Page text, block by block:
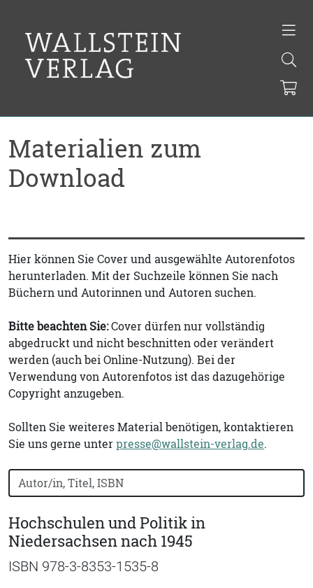
Materialien zum
Download
Hier können Sie Cover und ausgewählte Autorenfotos
herunterladen. Mit der Suchzeile können Sie nach
Büchern und Autorinnen und Autoren suchen.
Bitte beachten Sie:Cover dürfen nur vollständig
abgedruckt und nicht beschnitten oder verändert
werden (auch bei Online-Nutzung). Bei der
Verwendung von Autorenfotos ist das dazugehörige
Copyright anzugeben.
Sollten Sie weiteres Material benötigen, kontaktieren
Sie uns gerne unterpresse@wallstein-verlag.de.
Bücher nach Buchtitel, Autorennamen oder ISBN
Hochschulen und Politik in
Niedersachsen nach 1945
ISBN 978-3-8353-1535-8